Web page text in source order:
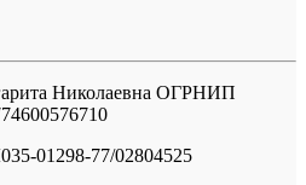
Николаевна ОГРНИП
01298-77/02804525